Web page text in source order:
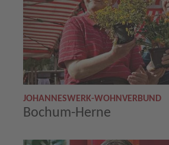
JOHANNESWERK-WOHNVERBUND
Bochum-Herne